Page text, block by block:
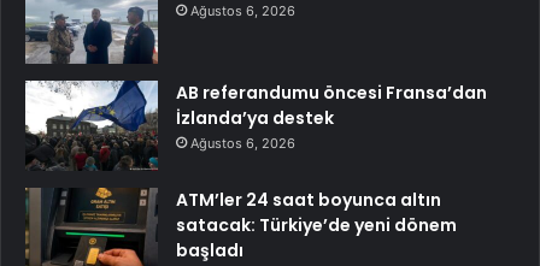
Ağustos 6, 2026
AB referandumu öncesi Fransa’dan
İzlanda’ya destek
Ağustos 6, 2026
ATM’ler 24 saat boyunca altın
satacak: Türkiye’de yeni dönem
başladı